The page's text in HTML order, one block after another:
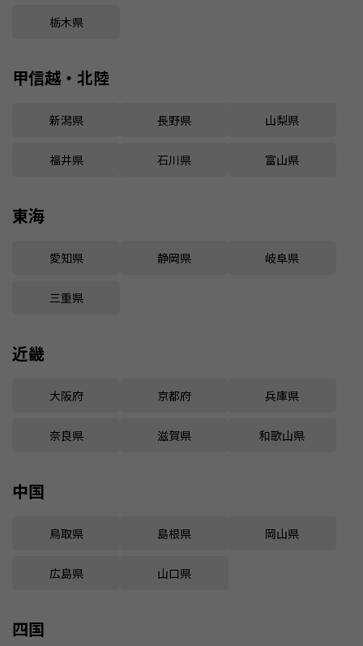
栃木県
甲信越・北陸
新潟県 長野県 山梨県
福井県 石川県 富山県
東海
愛知県 静岡県 岐阜県
三重県
近畿
大阪府 京都府 兵庫県
奈良県 滋賀県 和歌山県
中国
鳥取県 島根県 岡山県
広島県 山口県
四国